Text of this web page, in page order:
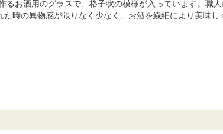
お酒用のグラスで、格子状の模様が入っています。職人
時の異物感が限りなく少なく、お酒を繊細により美味し